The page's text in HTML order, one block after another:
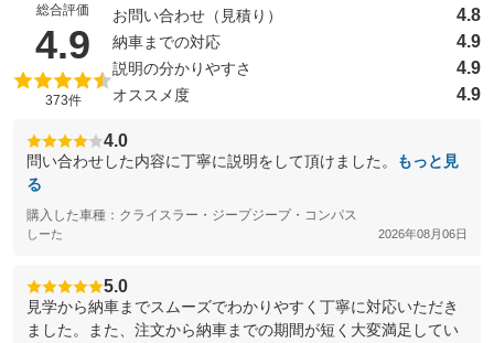
総合評価
4.9 （5点満点中）
373件
お問い合わせ（見積り） 4.8
納車までの対応 4.9
説明の分かりやすさ 4.9
オススメ度 4.9
4.0
問い合わせした内容に丁寧に説明をして頂けました。
もっと見
る
購入した車種：クライスラー・ジープジープ・コンパス
しーた 2026年08月06日
5.0
見学から納車までスムーズでわかりやすく丁寧に対応いただき
ました。また、注文から納車までの期間が短く大変満足してい